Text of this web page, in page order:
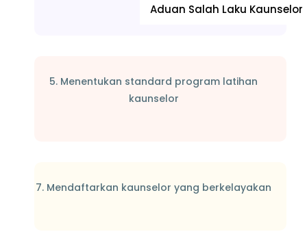
Aduan Salah Laku Kaunselor
5. Menentukan standard program latihan
kaunselor
7. Mendaftarkan kaunselor yang berkelayakan